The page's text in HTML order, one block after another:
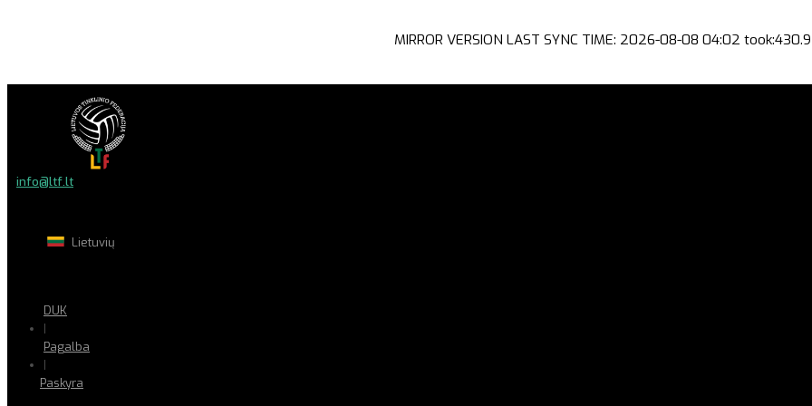
MIRROR VERSION LAST SYNC TIME: 2026-08-08 04:02
info@ltf.lt
Lietuvių
DUK
|
Pagalba
|
Paskyra